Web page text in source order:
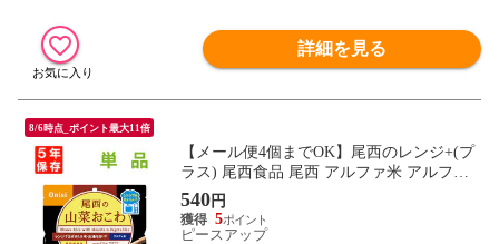
詳細を見る
8/6時点_ポイント最大11倍
【メール便4個までOK】尾西のレンジ+(プ
ラス) 尾西食品 尾西 アルファ米 アルファ
ー米 アルファ化米 電子レンジ 時短 非常食
非常食セット 保存食 防災食 保存食セット
おすすめ 登山 キャンプ
540円
5
ピースアップ